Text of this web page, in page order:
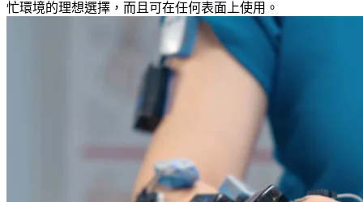
忙環境的理想選擇，而且可在任何表面上使用。